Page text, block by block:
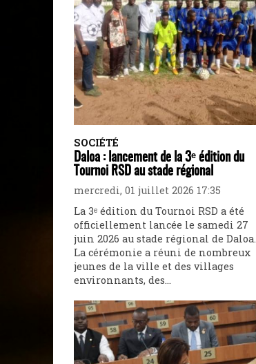
SOCIÉTÉ
Daloa : lancement de la 3ᵉ édition du
Tournoi RSD au stade régional
mercredi, 01 juillet 2026 17:35
La 3ᵉ édition du Tournoi RSD a été
officiellement lancée le samedi 27
juin 2026 au stade régional de Daloa.
La cérémonie a réuni de nombreux
jeunes de la ville et des villages
environnants, des...